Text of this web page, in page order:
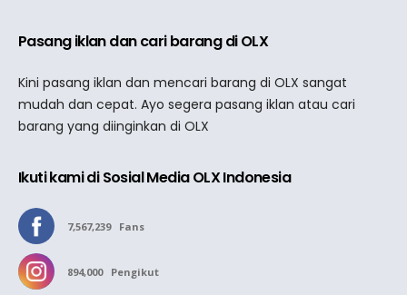
Pasang iklan dan cari barang di OLX
Kini pasang iklan dan mencari barang di OLX sangat
mudah dan cepat. Ayo segera pasang iklan atau cari
barang yang diinginkan di OLX
Ikuti kami di Sosial Media OLX Indonesia
7,567,239 Fans
894,000 Pengikut